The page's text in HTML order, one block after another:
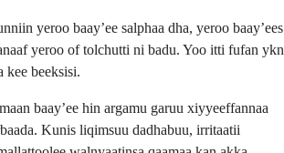
yeroo baay’ee salphaa dha, yeroo baay’ees
yeroo of tolchutti ni badu. Yoo itti fufan ykn
kee beeksisi.
baay’ee hin argamu garuu xiyyeeffannaa
Kunis liqimsuu dadhabuu, irritaatii